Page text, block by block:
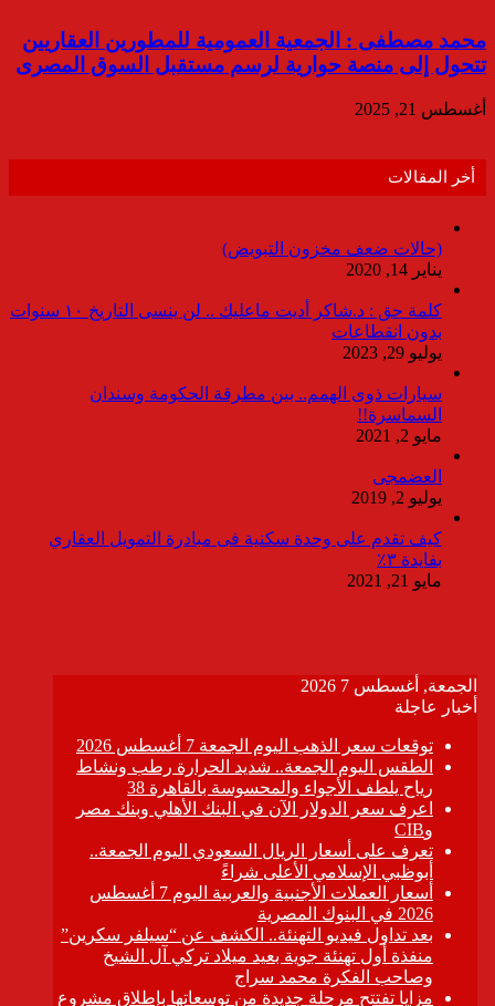
محمد مصطفى : الجمعية العمومية للمطورين العقاريين
تتحول إلى منصة حوارية لرسم مستقبل السوق المصرى
أغسطس 21, 2025
أخر المقالات
(حالات ضعف مخزون التبويض)
يناير 14, 2020
كلمة حق : د.شاكر أديت ماعليك .. لن ينسى التاريخ ١٠ سنوات
بدون انقطاعات
يوليو 29, 2023
سيارات ذوى الهمم.. بين مطرقة الحكومة وسندان
السماسرة!!
مايو 2, 2021
العضمجى
يوليو 2, 2019
كيف تقدم على وحدة سكنية فى مبادرة التمويل العقاري
بفايدة ٣٪
مايو 21, 2021